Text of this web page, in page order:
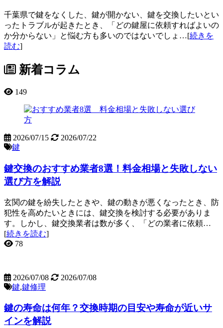
千葉県で鍵をなくした、鍵が開かない、鍵を交換したいとい
ったトラブルが起きたとき、「どの鍵屋に依頼すればよいの
か分からない」と悩む方も多いのではないでしょ…[続きを
読む]
新着コラム
149
2026/07/15
2026/07/22
鍵
鍵交換のおすすめ業者8選！料金相場と失敗しない
選び方を解説
玄関の鍵を紛失したときや、鍵の動きが悪くなったとき、防
犯性を高めたいときには、鍵交換を検討する必要がありま
す。しかし、鍵交換業者は数が多く、「どの業者に依頼…
[続きを読む]
78
2026/07/08
2026/07/08
鍵,鍵修理
鍵の寿命は何年？交換時期の目安や寿命が近いサ
インを解説